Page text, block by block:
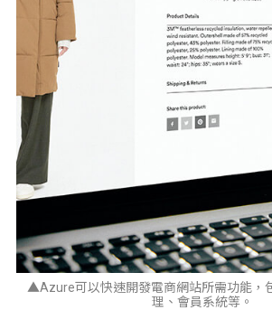
▲Azure可以快速開發電商網站所需功能，
理、會員系統等。